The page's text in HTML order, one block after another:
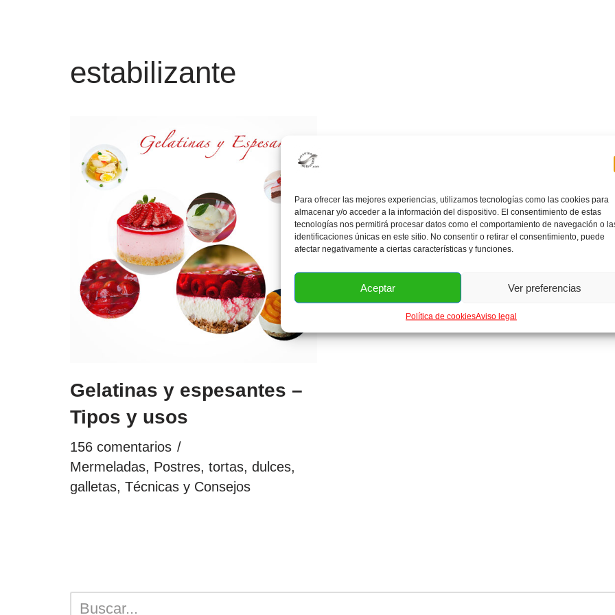
Para ofrecer las mejores experiencias, utilizamos tecnologías como las cookies para
almacenar y/o acceder a la información del dispositivo. El consentimiento de estas
tecnologías nos permitirá procesar datos como el comportamiento de navegación o
identificaciones únicas en este sitio. No consentir o retirar el consentimiento, puede
afectar negativamente a ciertas características y funciones.
Aceptar Ver preferencias
Política de cookiesAviso legal
estabilizante
Gelatinas y espesantes –
Tipos y usos
156 comentarios
Mermeladas, Postres, tortas, dulces,
galletas, Técnicas y Consejos